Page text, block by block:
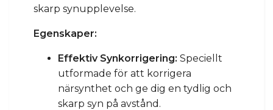
skarp synupplevelse.
Egenskaper:
Effektiv Synkorrigering: Speciellt
utformade för att korrigera
närsynthet och ge dig en tydlig och
skarp syn på avstånd.